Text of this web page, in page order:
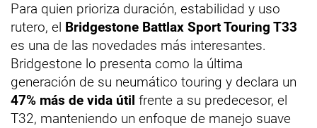
Para quien prioriza duración, estabilidad y uso
rutero, el Bridgestone Battlax Sport Touring T33
es una de las novedades más interesantes.
Bridgestone lo presenta como la última
generación de su neumático touring y declara un
47% más de vida útil frente a su predecesor, el
T32, manteniendo un enfoque de manejo suave